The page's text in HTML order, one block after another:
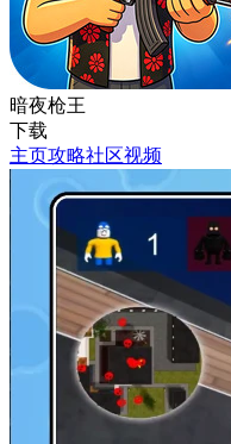
暗夜枪王
下载
主页攻略社区视频